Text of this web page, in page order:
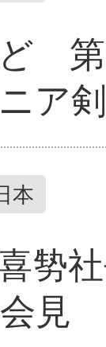
ど
ア
本
㔟
見